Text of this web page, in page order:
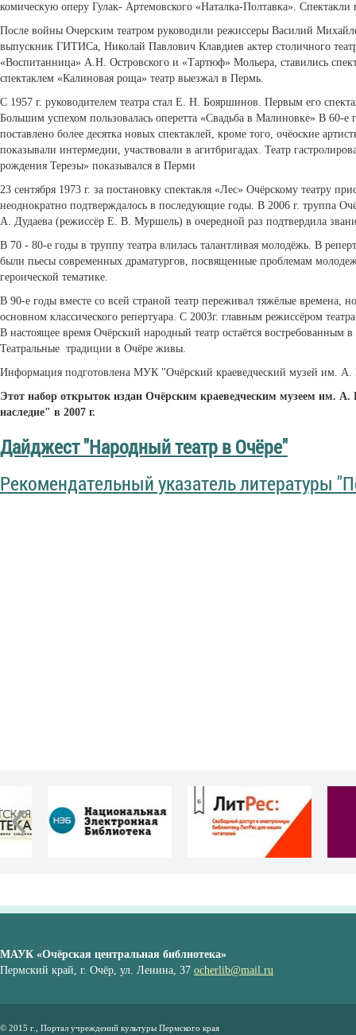
комическую оперу Гулак- Артемовского «Наталка-Полтавка».
После войны Очерским театром руководили режиссеры Василий
выпускник ГИТИСа, Николай Павлович Клавдиев актер столичного
«Воспитанница» А.Н. Островского и «Тартюф» Мольера, стави­лись
спектаклем «Калиновая роща» театр выезжал в Пермь.
С 1957 г. руководителем театра стал Е. Н. Бояршинов. Первым его
Большим успехом пользовалась оперетта «Свадьба в Малиновке» В
поставлено более десятка новых спектаклей, кроме того, очёоские
показывали интермедии, участвова­ли в агитбригадах. Театр
рождения Терезы» показывался в Перми
23 сентября 1973 г. за постановку спектакля «Лес» Очёрскому театру
неоднократно подтвержда­лось в последующие годы. В 2006 г. труппа
А. Дудаева (режиссёр Е. В. Муршель) в очередной раз подтвердила
В 70 - 80-е годы в труппу театра влилась талантливая молодёжь. В
были пьесы современных драма­тургов, посвященные проблемам
героической тематике.
В 90-е годы вместе со всей страной театр переживал тяжёлые времена,
основном классического репертуа­ра. С 2003г. главным режиссёром
В настоящее время Очёрский народный театр остаётся востребованным
Театральные традиции в Очёре живы.
Информация подготовлена МУК "Очёрский краеведческий музей им. А.
Этот набор открыток издан Очёрским краеведческим музеем им.
наследие" в 2007 г.
Дайджест "Народный театр в Очёре"
Рекомендательный указатель литературы
МАУК «Очёрская центральная библиотека»
Пермский край, г. Очёр, ул. Ленина, 37 ocherlib@mail.ru
© 2015 г., Портал учреждений культуры Пермского края